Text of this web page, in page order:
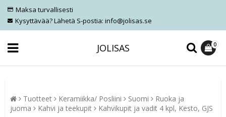
Maksa turvallisesti
Kysyttävää? Lähetä S-postia: info@jolisas.se
JOLISAS 0
Tuotteet Keramiikka/ Posliini Suomi
Ruoka ja
juoma
Kahvi ja teekupit Kahvikupit ja vadit 4 kpl, Kesto, GJS